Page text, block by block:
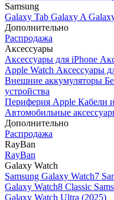
Samsung
Galaxy Tab Galaxy A
Дополнительно
Распродажа
Аксессуары
Аксессуары для iPhone
Apple Watch Аксессуары
Внешние аккумуляторы
устройства
Периферия Apple Кабели
Автомобильные
Дополнительно
Распродажа
RayBan
RayBan
Galaxy Watch
Samsung Galaxy Watch7
Galaxy Watch8 Classic
Galaxy Watch Ultra (2025)